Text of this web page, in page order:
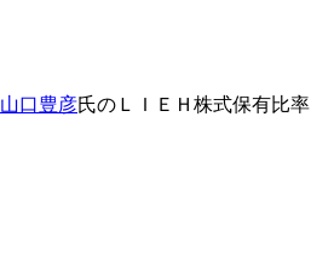
山口豊彦氏のＬＩＥＨ株式保有比率